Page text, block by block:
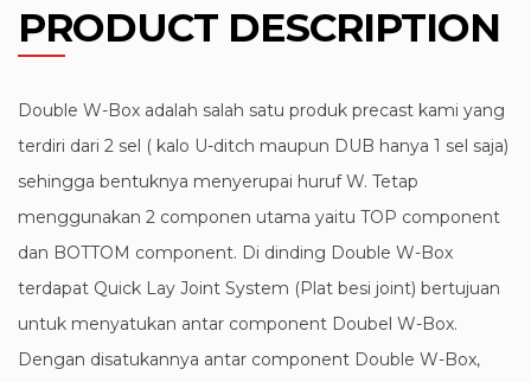
PRODUCT DESCRIPTION
Double W-Box adalah salah satu produk precast kami yang
terdiri dari 2 sel ( kalo U-ditch maupun DUB hanya 1 sel saja)
sehingga bentuknya menyerupai huruf W. Tetap
menggunakan 2 componen utama yaitu TOP component
dan BOTTOM component. Di dinding Double W-Box
terdapat Quick Lay Joint System (Plat besi joint) bertujuan
untuk menyatukan antar component Doubel W-Box.
Dengan disatukannya antar component Double W-Box,